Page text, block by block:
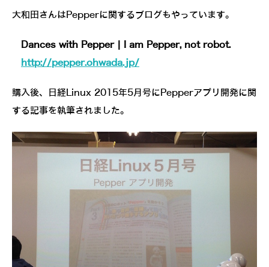
大和田さんはPepperに関するブログもやっています。
Dances with Pepper | I am Pepper, not robot.
http://pepper.ohwada.jp/
購入後、日経Linux 2015年5月号にPepperアプリ開発に関
する記事を執筆されました。